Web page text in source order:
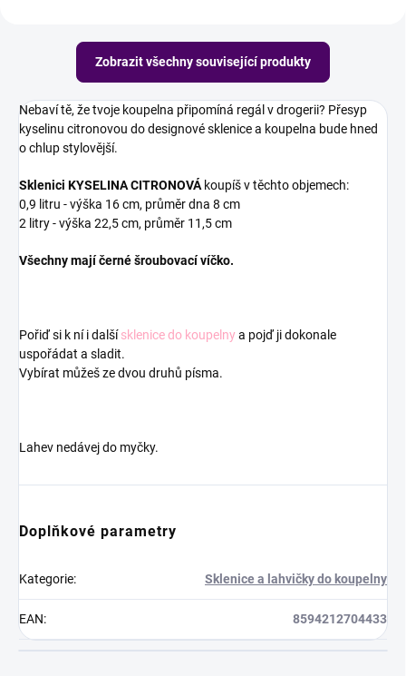
Zobrazit všechny související produkty
Nebaví tě, že tvoje koupelna připomíná regál v drogerii? Přesyp
kyselinu citronovou do designové sklenice a koupelna bude hned
o chlup stylovější.
Sklenici KYSELINA CITRONOVÁ koupíš v těchto objemech:
0,9 litru - výška 16 cm, průměr dna 8 cm
2 litry - výška 22,5 cm, průměr 11,5 cm
Všechny mají černé šroubovací víčko.
Pořiď si k ní idalšísklenice do koupelnya pojď ji dokonale
uspořádat a sladit.
Vybírat můžeš ze dvou druhů písma.
Lahev nedávej do myčky.
Doplňkové parametry
Kategorie: Sklenice a lahvičky do koupelny
EAN: 8594212704433